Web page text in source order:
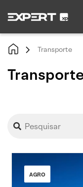
Transporte
AGRO